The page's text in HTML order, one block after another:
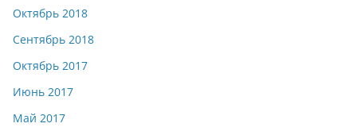
Октябрь 2018
Сентябрь 2018
Октябрь 2017
Июнь 2017
Май 2017